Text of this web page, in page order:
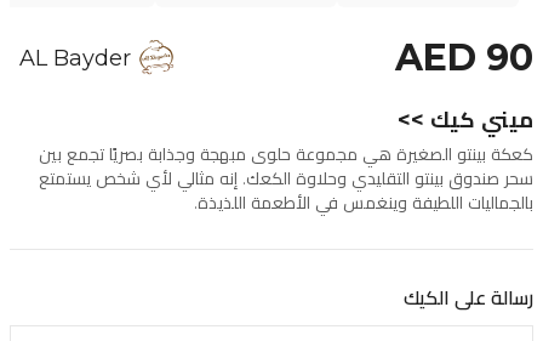
AED 90
AL Bayder
ميني كيك >>
كعكة بينتو الصغيرة هي مجموعة حلوى مبهجة وجذابة بصريًا تجمع بين
سحر صندوق بينتو التقليدي وحلاوة الكعك. إنه مثالي لأي شخص يستمتع
بالجماليات اللطيفة وينغمس في الأطعمة اللذيذة.
رسالة على الكيك